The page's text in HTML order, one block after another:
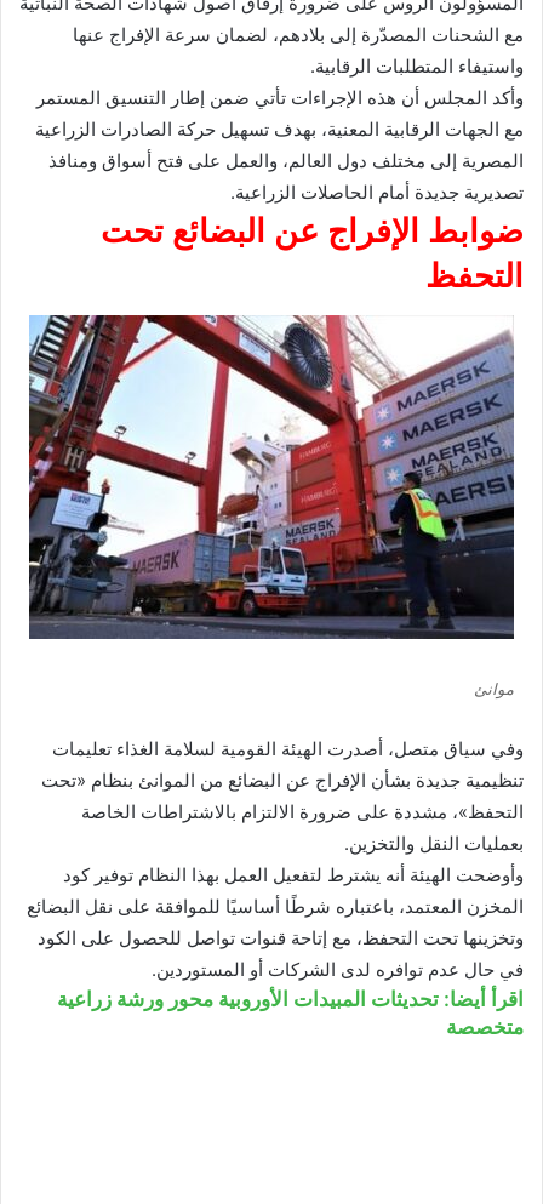
مع الشحنات المصدّرة إلى بلادهم، لضمان سرعة الإفراج عنها
واستيفاء المتطلبات الرقابية.
وأكد المجلس أن هذه الإجراءات تأتي ضمن إطار التنسيق المستمر
مع الجهات الرقابية المعنية، بهدف تسهيل حركة الصادرات الزراعية
المصرية إلى مختلف دول العالم، والعمل على فتح أسواق ومنافذ
تصديرية جديدة أمام الحاصلات الزراعية.
ضوابط الإفراج عن البضائع تحت
التحفظ
موانئ
وفي سياق متصل، أصدرت الهيئة القومية لسلامة الغذاء تعليمات
تنظيمية جديدة بشأن الإفراج عن البضائع من الموانئ بنظام «تحت
التحفظ»، مشددة على ضرورة الالتزام بالاشتراطات الخاصة
بعمليات النقل والتخزين.
وأوضحت الهيئة أنه يشترط لتفعيل العمل بهذا النظام توفير كود
المخزن المعتمد، باعتباره شرطًا أساسيًا للموافقة على نقل البضائع
وتخزينها تحت التحفظ، مع إتاحة قنوات تواصل للحصول على الكود
في حال عدم توافره لدى الشركات أو المستوردين.
اقرأ أيضا: تحديثات المبيدات الأوروبية محور ورشة زراعية
متخصصة